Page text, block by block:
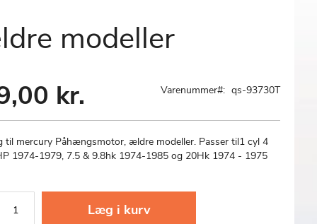
modeller
kr. Varenummer qs-93730T
til mercury Påhængsmotor, ældre modeller. Passer til1 cyl 4
1974-1979, 7.5 & 9.8hk 1974-1985 og 20Hk 1974 - 1975
Læg i kurv